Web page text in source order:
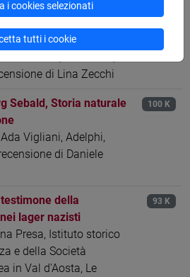
Lettres de réfugiées. Le
de Vichy
di Lina Zecchi
Sebald, Storia naturale
Vigliani, Adelphi,
di Daniele
100 K
della
lager nazisti
Presa, Istituto storico
e della Società
in Val d'Aosta, Le
93 K
i cookies selezionati
tutti i cookie